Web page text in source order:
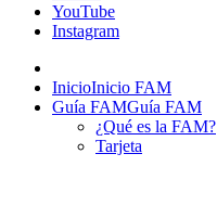
YouTube
Instagram
InicioInicio FAM
Guía FAMGuía FAM
¿Qué es la FAM?
Tarjeta